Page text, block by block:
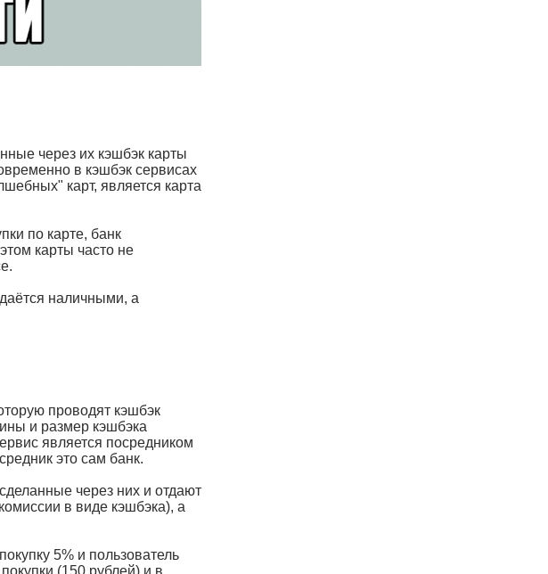
через их кэшбэк карты
в кэшбэк сервисах
карт, является карта
по карте, банк
карты часто не
наличными, а
проводят кэшбэк
и размер кэшбэка
является посредником
это сам банк.
через них и отдают
в виде кэшбэка), а
5% и пользователь
(150 рублей) и в